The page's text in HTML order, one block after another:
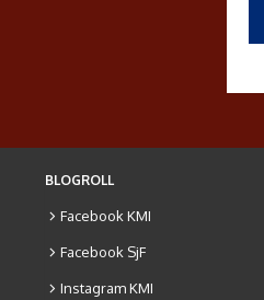
BLOGROLL
Facebook KMI
Facebook SjF
Instagram KMI